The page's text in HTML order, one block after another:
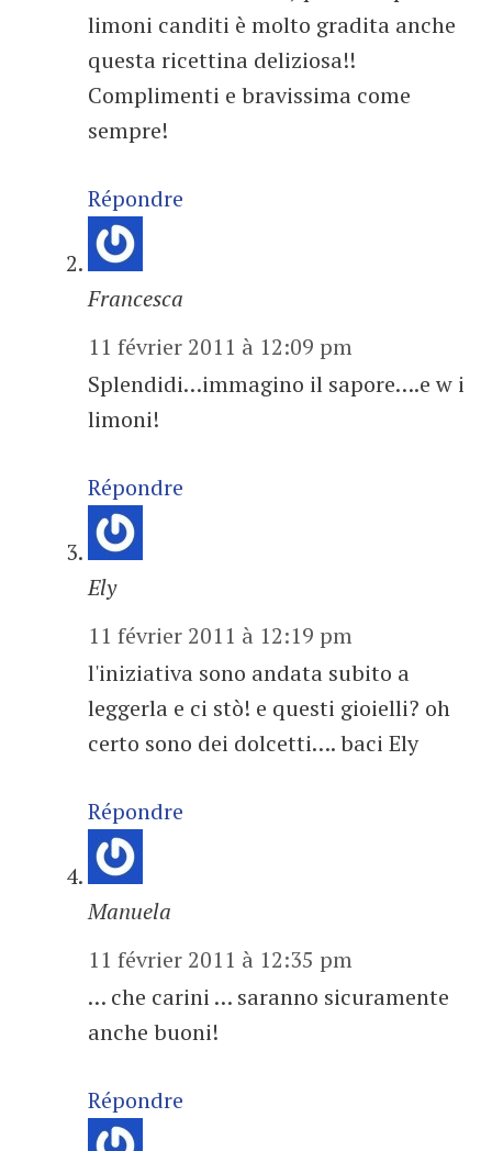
limoni canditi è molto gradita anche
questa ricettina deliziosa!!
Complimenti e bravissima come
sempre!
Répondre
Francesca
11 février 2011 à 12:09 pm
Splendidi…immagino il sapore….e w i
limoni!
Répondre
Ely
11 février 2011 à 12:19 pm
l'iniziativa sono andata subito a
leggerla e ci stò! e questi gioielli? oh
certo sono dei dolcetti…. baci Ely
Répondre
Manuela
11 février 2011 à 12:35 pm
… che carini … saranno sicuramente
anche buoni!
Répondre